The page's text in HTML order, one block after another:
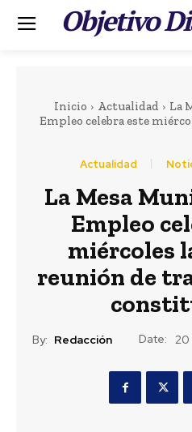
Actualidad
Teruel
del
servicios de
Cádiz para
en perfecto
Objetivo
Inicio Actualidad
La
Empleo celebra este
Actualidad
La Mesa
Empleo
miércoles
reunión de
By: Redacción Date: 20